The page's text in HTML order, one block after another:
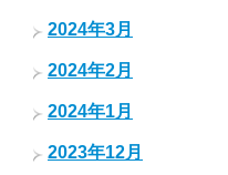
2024年3月
2024年2月
2024年1月
2023年12月